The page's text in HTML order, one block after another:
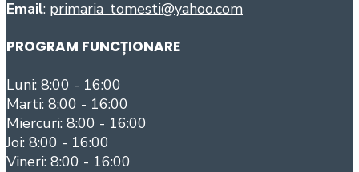
Email: primaria_tomesti@yahoo.com
PROGRAM FUNCȚIONARE
Luni: 8:00 - 16:00
Marti: 8:00 - 16:00
Miercuri: 8:00 - 16:00
Joi: 8:00 - 16:00
Vineri: 8:00 - 16:00